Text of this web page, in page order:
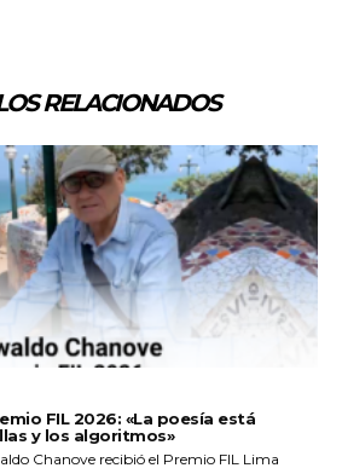
RELACIONADOS
FIL 2026: «La poesía está
y los algoritmos»
Chanove recibió el Premio FIL Lima